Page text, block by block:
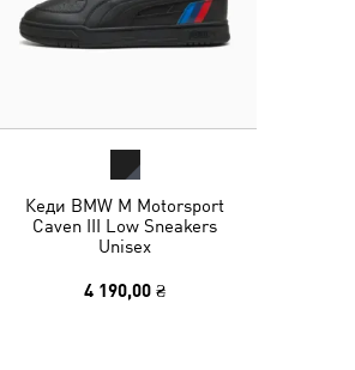
Кеди BMW M Motorsport
Caven III Low Sneakers
Unisex
4 190,00 ₴